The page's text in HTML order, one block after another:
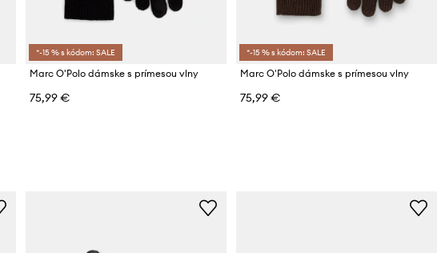
*-15 % s kódom: SALE
Marc O'Polo dámske s prímesou vlny
75,99 €
*-15 % s kódom: SALE
Marc O'Polo dámske s prímesou vlny
75,99 €